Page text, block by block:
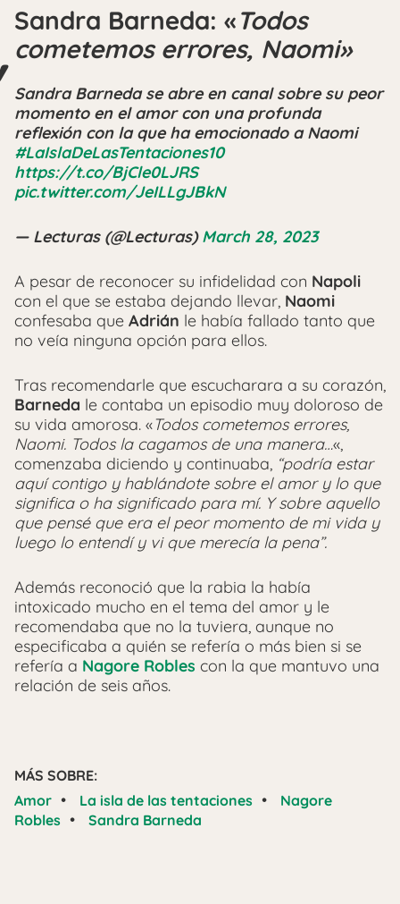
Sandra Barneda: «Todos
cometemos errores, Naomi»
Sandra Barneda se abre en canal sobre su peor
momento en el amor con una profunda
reflexión con la que ha emocionado a Naomi
#LaIslaDeLasTentaciones10
https://t.co/BjCle0LJRS
pic.twitter.com/JeILLgJBkN
— Lecturas (@Lecturas)March 28, 2023
A pesar de reconocer su infidelidad con Napoli
con el que se estaba dejando llevar, Naomi
confesaba que Adrián le había fallado tanto que
no veía ninguna opción para ellos.
Tras recomendarle que escucharara a su corazón,
Barneda le contaba un episodio muy doloroso de
su vida amorosa. «Todos cometemos errores,
Naomi. Todos la cagamos de una manera…«,
comenzaba diciendo y continuaba, “podría estar
aquí contigo y hablándote sobre el amor y lo que
significa o ha significado para mí. Y sobre aquello
que pensé que era el peor momento de mi vida y
luego lo entendí y vi que merecía la pena”.
Además reconoció que la rabia la había
intoxicado mucho en el tema del amor y le
recomendaba que no la tuviera, aunque no
especificaba a quién se refería o más bien si se
refería a Nagore Robles con la que mantuvo una
relación de seis años.
MÁS SOBRE:
Amor • La isla de las tentaciones •
Nagore
Robles • Sandra Barneda